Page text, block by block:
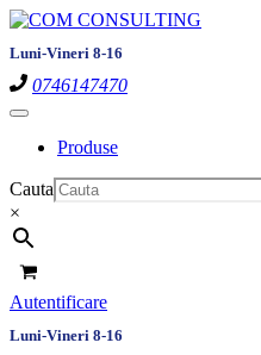
Skip
content
Luni-Vineri 8-16
0746147470
Produse
Cauta
×
Autentificare
Luni-Vineri 8-16